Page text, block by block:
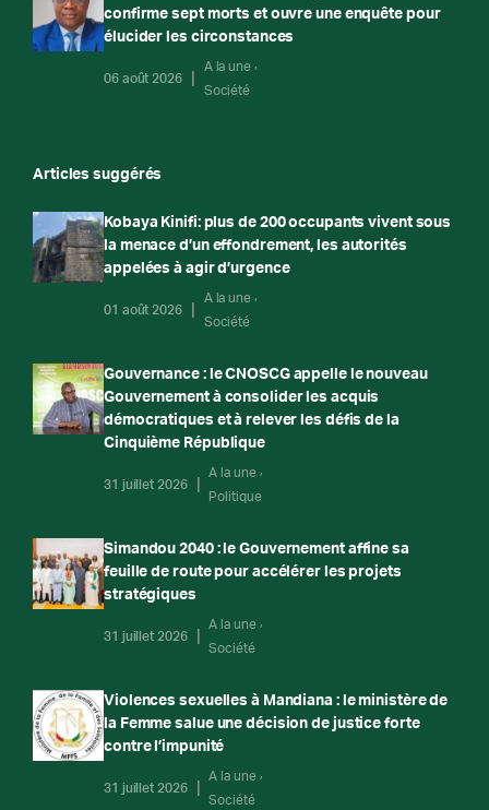
confirme sept morts et ouvre une enquête pour
élucider les circonstances
06 août 2026
A la une
Société
Articles suggérés
Kobaya Kinifi: plus de 200 occupants vivent sous
la menace d’un effondrement, les autorités
appelées à agir d’urgence
01 août 2026
A la une
Société
Gouvernance : le CNOSCG appelle le nouveau
Gouvernement à consolider les acquis
démocratiques et à relever les défis de la
Cinquième République
31 juillet 2026
A la une
Politique
Simandou 2040 : le Gouvernement affine sa
feuille de route pour accélérer les projets
stratégiques
31 juillet 2026
A la une
Société
Violences sexuelles à Mandiana : le ministère de
la Femme salue une décision de justice forte
contre l’impunité
31 juillet 2026
A la une
Société